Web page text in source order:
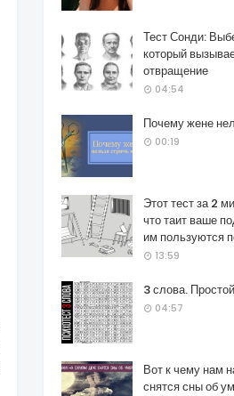
Тест Сонди:
который
отвращение
04:54
Почему жене
00:19
Этот тест за 2
что таит ваше
им пользуются
13:59
3 слова.
04:57
Вот к чему нам
снятся сны об